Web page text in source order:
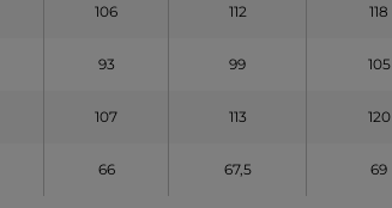
106 112 118
93 99 105
107 113 120
66 67,5 69